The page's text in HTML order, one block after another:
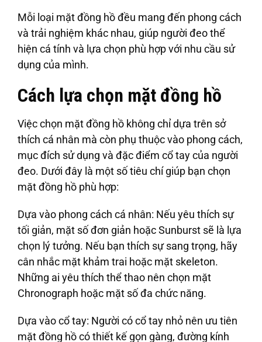
Mỗi loại mặt đồng hồ đều mang đến phong cách
và trải nghiệm khác nhau, giúp người đeo thể
hiện cá tính và lựa chọn phù hợp với nhu cầu sử
dụng của mình.
Cách lựa chọn mặt đồng hồ
Việc chọn mặt đồng hồ không chỉ dựa trên sở
thích cá nhân mà còn phụ thuộc vào phong cách,
mục đích sử dụng và đặc điểm cổ tay của người
đeo. Dưới đây là một số tiêu chí giúp bạn chọn
mặt đồng hồ phù hợp:
Dựa vào phong cách cá nhân: Nếu yêu thích sự
tối giản, mặt số đơn giản hoặc Sunburst sẽ là lựa
chọn lý tưởng. Nếu bạn thích sự sang trọng, hãy
cân nhắc mặt khảm trai hoặc mặt skeleton.
Những ai yêu thích thể thao nên chọn mặt
Chronograph hoặc mặt số đa chức năng.
Dựa vào cổ tay: Người có cổ tay nhỏ nên ưu tiên
mặt đồng hồ có thiết kế gọn gàng, đường kính